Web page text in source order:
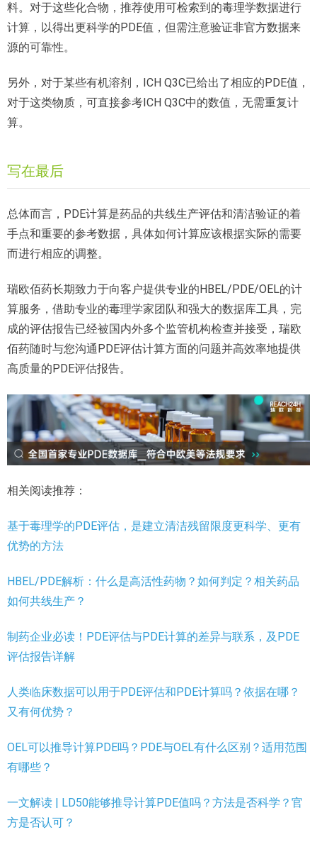
料。对于这些化合物，推荐使用可检索到的毒理学数据进行
计算，以得出更科学的PDE值，但需注意验证非官方数据来
源的可靠性。
另外，对于某些有机溶剂，ICH Q3C已给出了相应的PDE值，
对于这类物质，可直接参考ICH Q3C中的数值，无需重复计
算。
写在最后
总体而言，PDE计算是药品的共线生产评估和清洁验证的着
手点和重要的参考数据，具体如何计算应该根据实际的需要
而进行相应的调整。
瑞欧佰药长期致力于向客户提供专业的HBEL/PDE/OEL的计
算服务，借助专业的毒理学家团队和强大的数据库工具，完
成的评估报告已经被国内外多个监管机构检查并接受，瑞欧
佰药随时与您沟通PDE评估计算方面的问题并高效率地提供
高质量的PDE评估报告。
相关阅读推荐：
基于毒理学的PDE评估，是建立清洁残留限度更科学、更有
优势的方法
HBEL/PDE解析：什么是高活性药物？如何判定？相关药品
如何共线生产？
制药企业必读！PDE评估与PDE计算的差异与联系，及PDE
评估报告详解
人类临床数据可以用于PDE评估和PDE计算吗？依据在哪？
又有何优势？
OEL可以推导计算PDE吗？PDE与OEL有什么区别？适用范围
有哪些？
一文解读 | LD50能够推导计算PDE值吗？方法是否科学？官
方是否认可？